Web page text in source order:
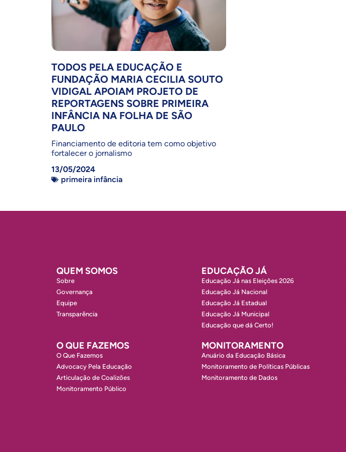
TODOS PELA EDUCAÇÃO E
FUNDAÇÃO MARIA CECILIA SOUTO
VIDIGAL APOIAM PROJETO DE
REPORTAGENS SOBRE PRIMEIRA
INFÂNCIA NA FOLHA DE SÃO
PAULO
Financiamento de editoria tem como objetivo
fortalecer o jornalismo
13/05/2024
primeira infância
QUEM SOMOS
Sobre
Governança
Equipe
Transparência
EDUCAÇÃO JÁ
Educação Já nas Eleições 2026
Educação Já Nacional
Educação Já Estadual
Educação Já Municipal
Educação que dá Certo!
O QUE FAZEMOS
O Que Fazemos
Advocacy Pela Educação
Articulação de Coalizões
Monitoramento Público
MONITORAMENTO
Anuário da Educação Básica
Monitoramento de Políticas Públicas
Monitoramento de Dados